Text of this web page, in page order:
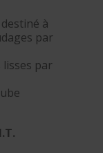
à
par
par